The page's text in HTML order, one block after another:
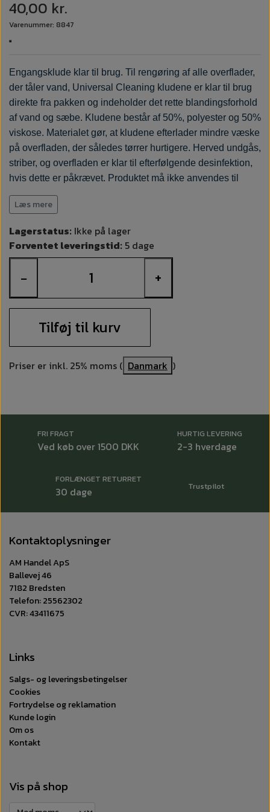
40,00 kr.
Varenummer: 8847
Engangsklude klar til brug. Til rengøring af alle overflader,
der tåler vand, Universal Cleaning kludene er klar til brug
direkte fra pakken og indeholder det rette blandingsforhold
af vand og sæbe. Kludene består af 50%, polyester og 50%
viskose. Materialet gør, at kludene efterlader mindre væske
på overfladen, der således tørrer hurtigere. Herved undgås,
striber, og overfladen er klar til efterfølgende desinfektion,
hvis dette er påkrævet. Produktet må ikke anvendes til
hudpleje. Anvend handsker i henhold til EN 374, Plum, Mål
40 x 30 cm,
Læs mere
Lagerstatus: Ikke på lager
Forventet leveringstid: 5 dage
− +
Tilføj til kurv
Priser er inkl. 25% moms ( Danmark )
FRI FRAGT
Ved køb over 1500 DKK
HURTIG LEVERING
2-3 hverdage
FORLÆNGET RETURRET
30 dage Trustpilot
Kontaktoplysninger
AM Handel ApS
Ballevej 46
7182 Bredsten
Telefon: 25562302
CVR: 43411675
Links
Salgs- og leveringsbetingelser
Cookies
Fortrydelse og reklamation
Kunde login
Om os
Kontakt
Vis på shop